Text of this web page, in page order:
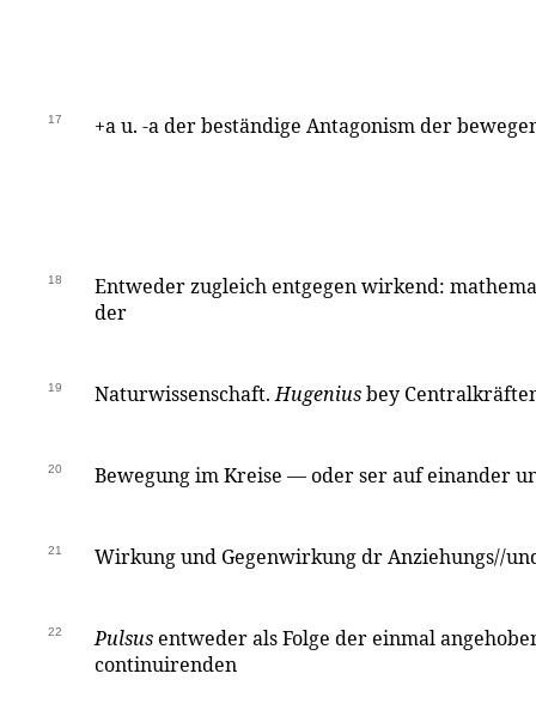
17 +a u. -a der beständige Antagonism der
18
Entweder zugleich entgegen wirkend:
der
19 Naturwissenschaft.Hugeniusbey
20 Bewegung im Kreise — oder ser auf einander
21 Wirkung und Gegenwirkung dr Anziehungs//
22 Pulsusentweder als Folge der einmal
continuirenden